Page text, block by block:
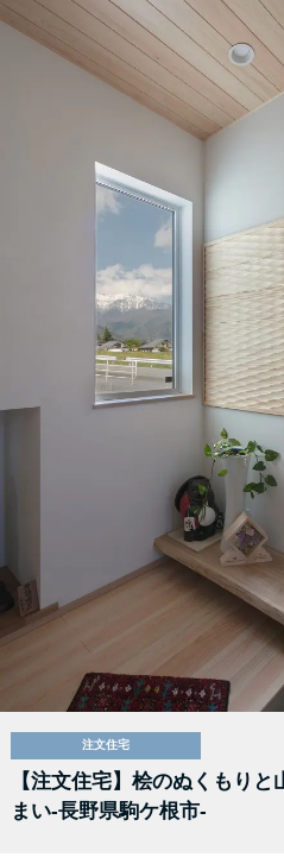
注文住宅
【注文住宅】桧のぬくもり
まい-長野県駒ケ根市-